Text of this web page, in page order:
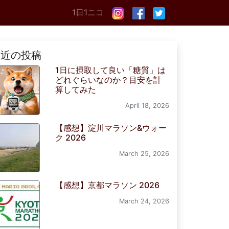
1日1ニコ
の投稿
1日に摂取して良い「糖質」は
どれぐらいなのか？目安を計
算してみた
April 18, 2026
【感想】淀川マラソン&ウォー
ク 2026
March 25, 2026
【感想】京都マラソン 2026
March 24, 2026